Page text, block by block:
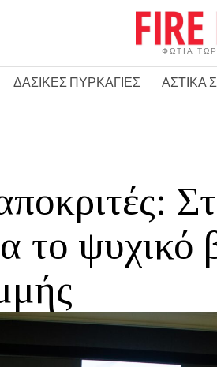
ΦΩΤΙΑ
ΔΑΣΙΚΕΣ ΠΥΡΚΑΓΙΕΣ ΑΣΤΙΚΑ
το ψυχικό